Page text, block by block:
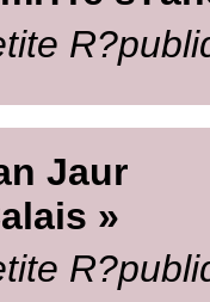
Jaur
»